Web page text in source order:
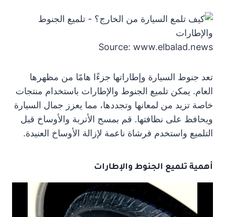
Source: www.elbalad.news
تعد جنوط السيارة وإطاراتها جزءًا هامًا من مظهرها
العام. يمكن تلميع الجنوط والإطارات باستخدام منتجات
خاصة تزيد من لمعانها وتجددها، مما يعزز جمال السيارة
ويحافظ على نظافتها. قم بمسح الأتربة والأوساخ قبل
التلميع واستخدم فرشاة ناعمة لإزالة الأوساخ العنيدة.
أهمية تلميع الجنوط والإطارات